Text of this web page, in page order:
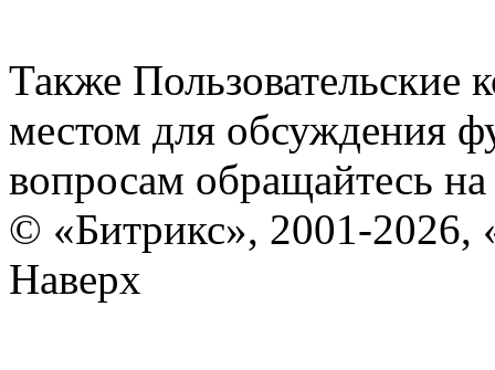
Также Пользовательские
местом для обсуждения
вопросам обращайтесь
© «Битрикс», 2001-2026,
Наверх